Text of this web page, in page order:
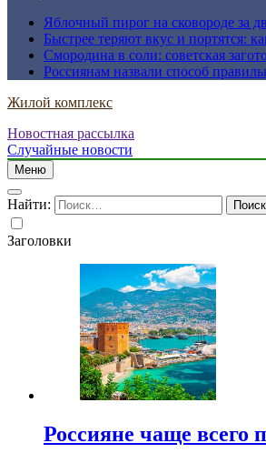
Яблочный пирог на сковороде за
Быстрее теряют вкус и портятся:
Смородина в соли: советская
Россиянам назвали способ
Жилой комплекс
Новостная рассылка
Случайные новости
Меню
Найти:
Заголовки
Россияне чаще всего